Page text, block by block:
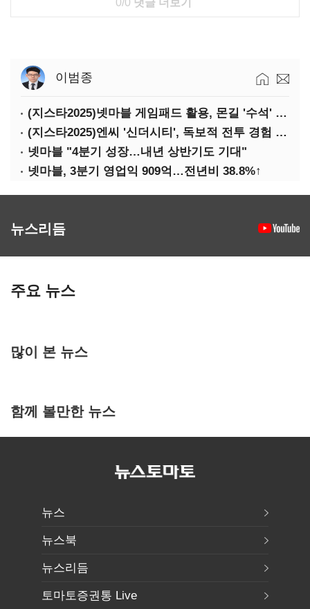
0/0 댓글 더보기
이범종
(지스타2025)넷마블 게임패드 활용, 몬길 '수석' 7대죄 '차석'
(지스타2025)엔씨 '신더시티', 독보적 전투 경험 필요
넷마블 "4분기 성장…내년 상반기도 기대"
넷마블, 3분기 영업익 909억…전년비 38.8%↑
뉴스리듬
주요 뉴스
많이 본 뉴스
함께 볼만한 뉴스
뉴스
뉴스북
뉴스리듬
토마토증권통 Live